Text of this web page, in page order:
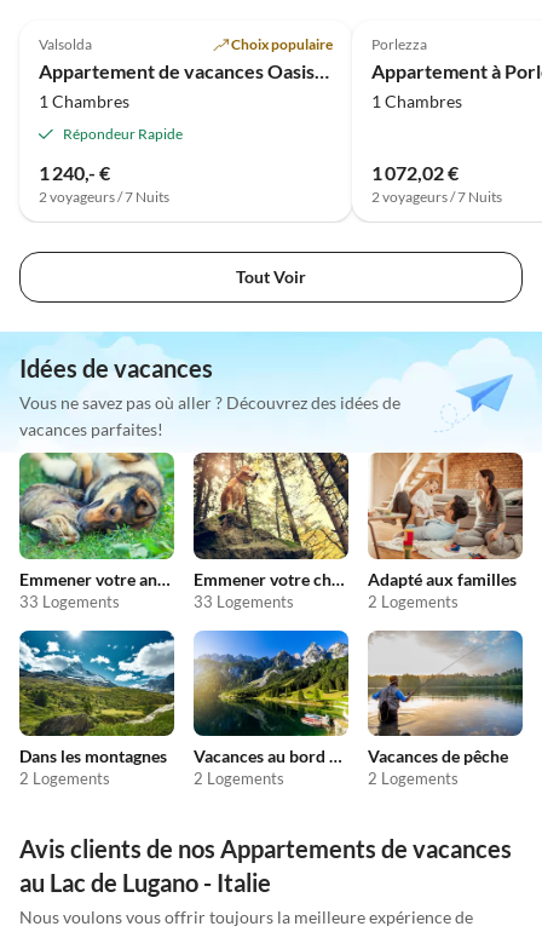
Valsolda Choix populaire
1 Chambres
Répondeur Rapide
1 240,- €
2 voyageurs / 7 Nuits
Porlezza
1 Chambres
1 072,02 €
2 voyageurs / 7 Nuits
Tout Voir
Idées de vacances
Vous ne savez pas où aller ? Découvrez des idées de
vacances parfaites!
Emmener votre animal en vacances
33 Logements
Emmener votre chien en vacances
33 Logements
Adapté aux familles
2 Logements
Dans les montagnes
2 Logements
Vacances au bord du lac
2 Logements
Vacances de pêche
2 Logements
Avis clients de nos Appartements de vacances
au Lac de Lugano - Italie
Nous voulons vous offrir toujours la meilleure expérience de